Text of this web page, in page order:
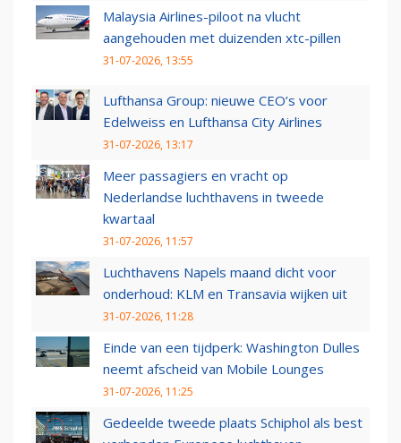
Malaysia Airlines-piloot na vlucht
aangehouden met duizenden xtc-pillen
31-07-2026, 13:55
Lufthansa Group: nieuwe CEO’s voor
Edelweiss en Lufthansa City Airlines
31-07-2026, 13:17
Meer passagiers en vracht op
Nederlandse luchthavens in tweede
kwartaal
31-07-2026, 11:57
Luchthavens Napels maand dicht voor
onderhoud: KLM en Transavia wijken uit
31-07-2026, 11:28
Einde van een tijdperk: Washington Dulles
neemt afscheid van Mobile Lounges
31-07-2026, 11:25
Gedeelde tweede plaats Schiphol als best